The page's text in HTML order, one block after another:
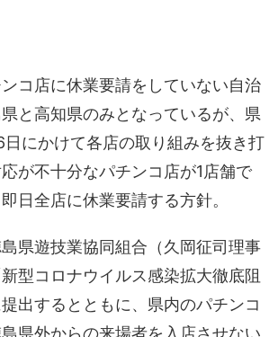
コ店に休業要請をしていない自治
と高知県のみとなっているが、県
にかけて各店の取り組みを抜き打
が不十分なパチンコ店が1店舗で
日全店に休業要請する方針。
県遊技業協同組合（久岡征司理事
型コロナウイルス感染拡大徹底阻
出するとともに、県内のパチンコ
県外からの来場者を入店させない